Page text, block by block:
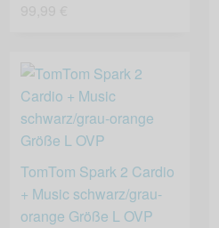
TomTom Spark 2 Cardio
+ Music schwarz/grau-
orange Größe L OVP